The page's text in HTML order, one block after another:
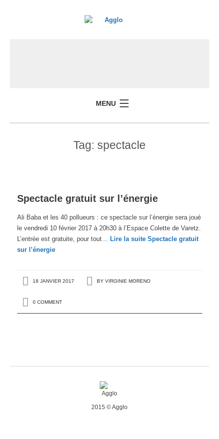
MENU
Tag: spectacle
Spectacle gratuit sur l’énergie
Ali Baba et les 40 pollueurs : ce spectacle sur l’énergie sera joué
le vendredi 10 février 2017 à 20h30 à l’Espace Colette de Varetz.
L’entrée est gratuite, pour tout… Lire la suiteSpectacle gratuit
sur l’énergie
18 JANVIER 2017 BY VIRGINIE MORENO
0 COMMENT
2015 © Agglo